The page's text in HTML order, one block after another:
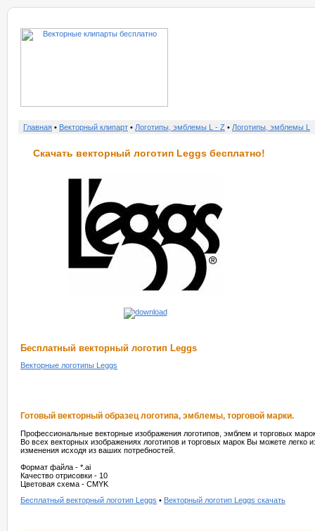
Главная • Векторный клипарт • Логотипы, эмблемы L - Z • Логотипы, эмблемы L
Скачать векторный логотип Leggs бесплатно!
Бесплатный векторный логотип Leggs
Векторные логотипы Leggs
Готовый векторный образец логотипа, эмблемы, торговой марки.
Профессиональные векторные изображения логотипов, эмблем и торговых
Во всех векторных изображениях логотипов и торговых марок Вы можете легко
изменения исходя из ваших потребностей.
Формат файла - *.ai
Качество отрисовки - 10
Цветовая схема - CMYK
Бесплатный векторный логотип Leggs • Векторный логотип Leggs скачать